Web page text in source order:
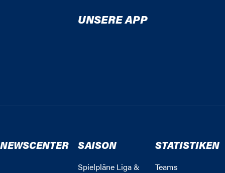
UNSERE APP
NEWSCENTER SAISON
Spielpläne Liga &
STATISTIKEN
Teams